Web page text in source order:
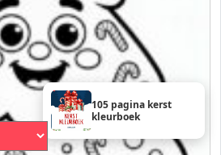
105 pagina kerst
kleurboek